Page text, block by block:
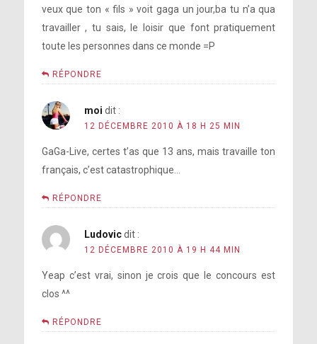
veux que ton « fils » voit gaga un jour,ba tu n’a qua
travailler , tu sais, le loisir que font pratiquement
toute les personnes dans ce monde =P
RÉPONDRE
moi dit :
12 DÉCEMBRE 2010 À 18 H 25 MIN
GaGa-Live, certes t’as que 13 ans, mais travaille ton
français, c’est catastrophique…
RÉPONDRE
Ludovic dit :
12 DÉCEMBRE 2010 À 19 H 44 MIN
Yeap c’est vrai, sinon je crois que le concours est
clos ^^
RÉPONDRE